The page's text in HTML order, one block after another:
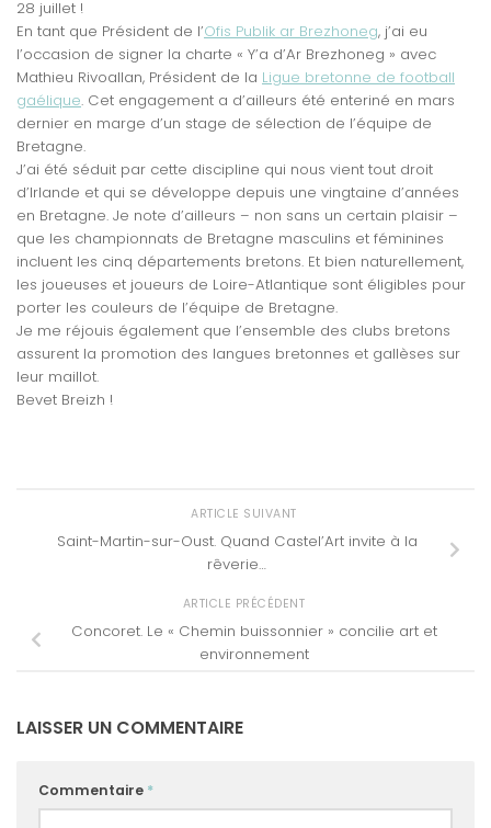
28 juillet !
En tant que Président de l’Ofis Publik ar Brezhoneg, j’ai eu
l’occasion de signer la charte « Y’a d’Ar Brezhoneg » avec
Mathieu Rivoallan, Président de la Ligue bretonne de football
gaélique. Cet engagement a d’ailleurs été enteriné en mars
dernier en marge d’un stage de sélection de l’équipe de
Bretagne.
J’ai été séduit par cette discipline qui nous vient tout droit
d’Irlande et qui se développe depuis une vingtaine d’années
en Bretagne. Je note d’ailleurs – non sans un certain plaisir –
que les championnats de Bretagne masculins et féminines
incluent les cinq départements bretons. Et bien naturellement,
les joueuses et joueurs de Loire-Atlantique sont éligibles pour
porter les couleurs de l’équipe de Bretagne.
Je me réjouis également que l’ensemble des clubs bretons
assurent la promotion des langues bretonnes et gallèses sur
leur maillot.
Bevet Breizh !
ARTICLE SUIVANT
Saint-Martin-sur-Oust. Quand Castel’Art invite à la
rêverie…
ARTICLE PRÉCÉDENT
Concoret. Le « Chemin buissonnier » concilie art et
environnement
LAISSER UN COMMENTAIRE
Commentaire *